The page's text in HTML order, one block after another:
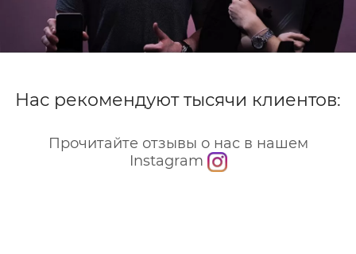
Нас рекомендуют тысячи клиентов:
Прочитайте отзывы о нас в нашем
Instagram